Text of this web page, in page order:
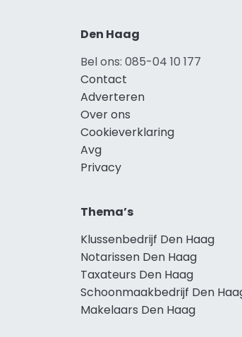
Den Haag
Bel ons: 085-04 10 177
Contact
Adverteren
Over ons
Cookieverklaring
Avg
Privacy
Thema’s
Klussenbedrijf Den Haag
Notarissen Den Haag
Taxateurs Den Haag
Schoonmaakbedrijf Den
Makelaars Den Haag